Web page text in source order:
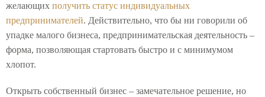
желающих получить статус индивидуальных
предпринимателей. Действительно, что бы ни говорили об
упадке малого бизнеса, предпринимательская деятельность –
форма, позволяющая стартовать быстро и с минимумом
хлопот.
Открыть собственный бизнес – замечательное решение, но